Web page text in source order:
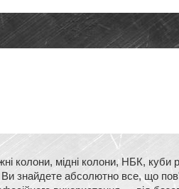
колони, мідні колони, НБК,
Ви знайдете абсолютно все,